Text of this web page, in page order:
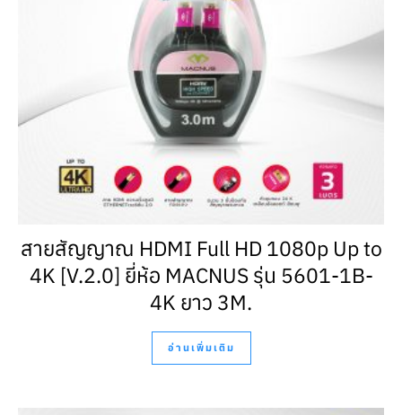
สายสัญญาณ HDMI Full HD 1080p Up to
4K [V.2.0] ยี่ห้อ MACNUS รุ่น 5601-1B-
4K ยาว 3M.
อ่านเพิ่มเติม